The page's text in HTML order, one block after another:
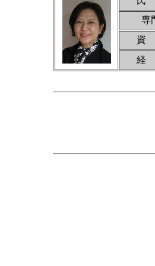
専
【お問い合
公益財団法人いば
〒310-0801 茨
TEL 029-
E-